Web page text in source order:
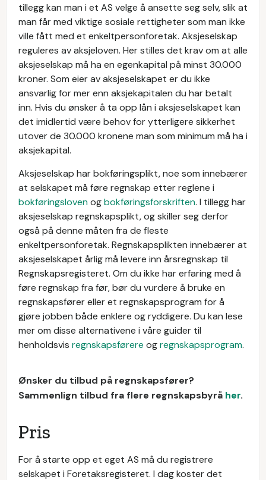
tillegg kan man i et AS velge å ansette seg selv, slik at
man får med viktige sosiale rettigheter som man ikke
ville fått med et enkeltpersonforetak. Aksjeselskap
reguleres av aksjeloven. Her stilles det krav om at alle
aksjeselskap må ha en egenkapital på minst 30.000
kroner. Som eier av aksjeselskapet er du ikke
ansvarlig for mer enn aksjekapitalen du har betalt
inn. Hvis du ønsker å ta opp lån i aksjeselskapet kan
det imidlertid være behov for ytterligere sikkerhet
utover de 30.000 kronene man som minimum må ha i
aksjekapital.
Aksjeselskap har bokføringsplikt, noe som innebærer
at selskapet må føre regnskap etter reglene i
bokføringslovenogbokføringsforskriften. I tillegg har
aksjeselskap regnskapsplikt, og skiller seg derfor
også på denne måten fra de fleste
enkeltpersonforetak. Regnskapsplikten innebærer at
aksjeselskapet årlig må levere inn årsregnskap til
Regnskapsregisteret. Om du ikke har erfaring med å
føre regnskap fra før, bør du vurdere å bruke en
regnskapsfører eller et regnskapsprogram for å
gjøre jobben både enklere og ryddigere. Du kan lese
mer om disse alternativene i våre guider til
henholdsvis regnskapsførere ogregnskapsprogram.
Ønsker du tilbud på regnskapsfører?
Sammenlign tilbud fra flere regnskapsbyrå her.
Pris
For å starte opp et eget AS må du registrere
selskapet i Foretaksregisteret. I dag koster det